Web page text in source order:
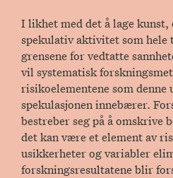
I likhet med det å lage kunst,
spekulativ aktivitet som hele
grensene for vedtatte
vil systematisk
risikoelementene som denne
spekulasjonen innebærer.
bestreber seg på å omskrive
det kan være et element av
usikkerheter og variabler
forskningsresultatene blir